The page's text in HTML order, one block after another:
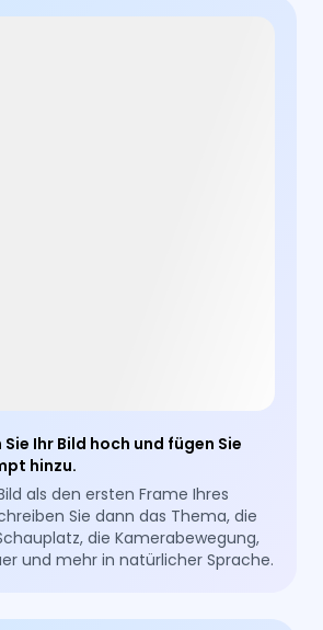
Sie Ihr Bild hoch und fügen Sie
hinzu.
als den ersten Frame Ihres
Sie dann das Thema, die
die Kamerabewegung,
und mehr in natürlicher Sprache.